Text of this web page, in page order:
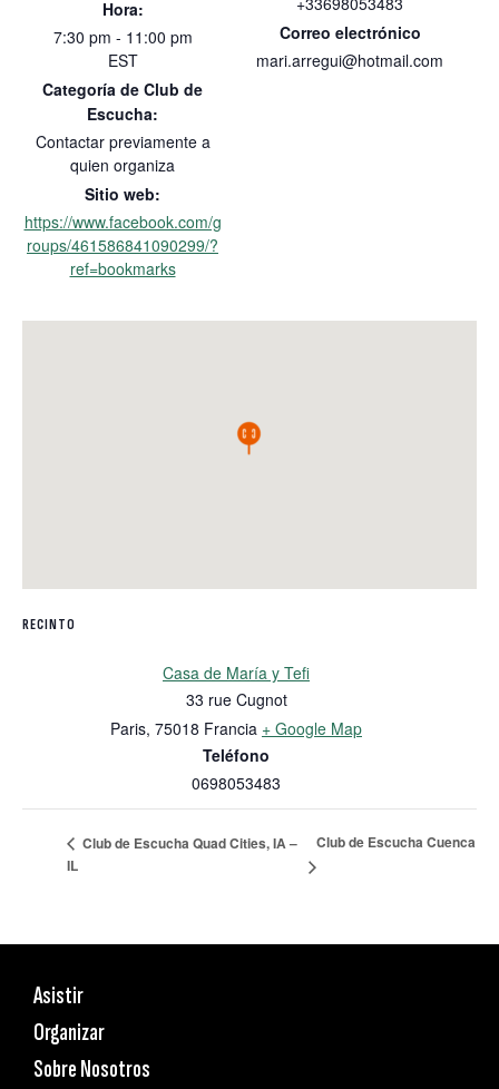
Hora:
7:30 pm - 11:00 pm
EST
Categoría de Club de
Escucha:
Contactar previamente a
quien organiza
Sitio web:
https://www.facebook.com/g
roups/461586841090299/?
ref=bookmarks
Correo electrónico
mari.arregui@hotmail.com
RECINTO
Casa de María y Tefi
33 rue Cugnot
Paris, 75018 Francia + Google Map
Teléfono
0698053483
Club de Escucha Quad Cities, IA –
IL
Club de Escucha Cuenca
Asistir
Organizar
Sobre Nosotros